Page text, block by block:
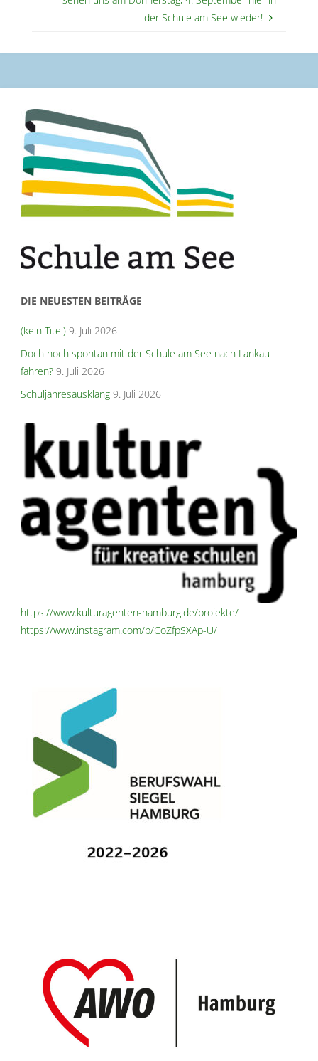
der Schule am See wieder!
DIE NEUESTEN BEITRÄGE
(kein Titel) 9. Juli 2026
Doch noch spontan mit der Schule am See nach Lankau
fahren? 9. Juli 2026
Schuljahresausklang 9. Juli 2026
https://www.kulturagenten-hamburg.de/projekte/
https://www.instagram.com/p/CoZfpSXAp-U/